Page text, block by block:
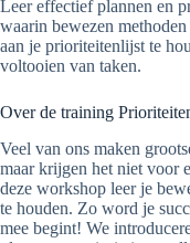
Leer effectief plannen en
waarin bewezen
aan je prioriteitenlijst te
voltooien van taken.
Over de training
Veel van ons maken
maar krijgen het niet voor
deze workshop leer je
te houden. Zo word je
mee begint! We